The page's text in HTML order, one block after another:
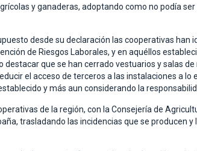
y ganaderas, adoptando como no podía
desde su declaración las cooperativas
de Riesgos Laborales, y en aquéllos
destacar que se han cerrado vestuarios y salas
el acceso de terceros a las instalaciones a
y más aun considerando la
de la región, con la Consejería de
trasladando las incidencias que se producen